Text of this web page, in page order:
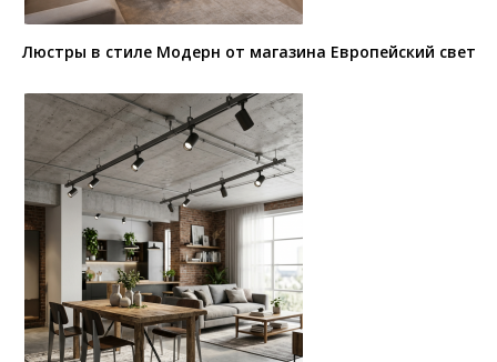
Люстры в стиле Модерн от магазина Европейский свет